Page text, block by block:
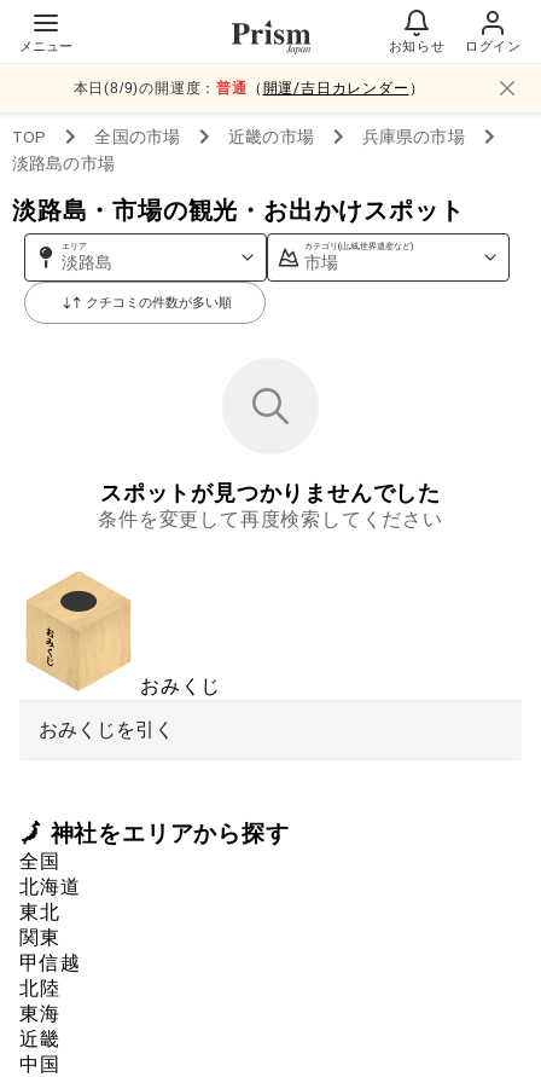
メニュー お知らせ ログイン
本日(8/9)の開運度：普通 （ 開運/吉日カレンダー ）
TOP 全国の市場 近畿の市場 兵庫県の市場
淡路島の市場
淡路島・市場の観光・お出かけスポット
エリア
淡路島
カテゴリ(山,城,世界遺産など)
市場
クチコミの件数が多い順
スポットが見つかりませんでした
条件を変更して再度検索してください
おみくじ
おみくじを引く
🗾 神社をエリアから探す
全国
北海道
東北
関東
甲信越
北陸
東海
近畿
中国